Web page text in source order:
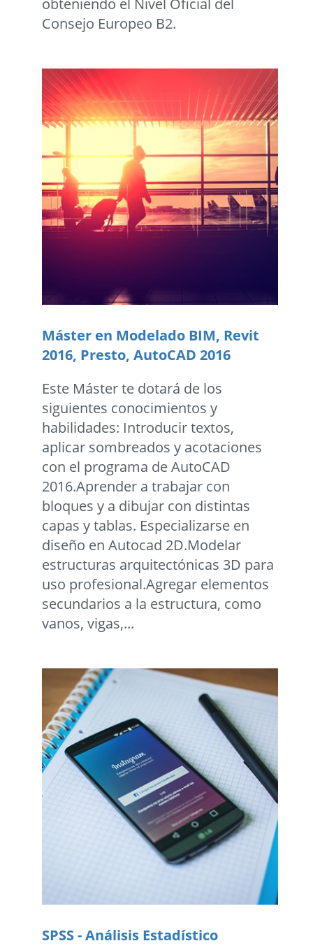
obteniendo el Nivel Oficial del
Consejo Europeo B2.
Máster en Modelado BIM, Revit
2016, Presto, AutoCAD 2016
Este Máster te dotará de los
siguientes conocimientos y
habilidades: Introducir textos,
aplicar sombreados y acotaciones
con el programa de AutoCAD
2016.Aprender a trabajar con
bloques y a dibujar con distintas
capas y tablas. Especializarse en
diseño en Autocad 2D.Modelar
estructuras arquitectónicas 3D para
uso profesional.Agregar elementos
secundarios a la estructura, como
vanos, vigas,...
SPSS - Análisis Estadístico